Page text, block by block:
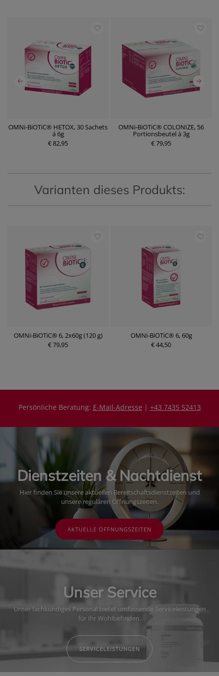
OMNi-BiOTiC® HETOX, 30 Sachets
á 6g
€ 82,95
OMNi-BiOTiC® COLONIZE, 56
Portionsbeutel à 3g
€ 79,95
Varianten dieses Produkts:
OMNi-BiOTiC® 6, 2x60g (120 g)
€ 79,95
OMNi-BiOTiC® 6, 60g
€ 44,50
Persönliche Beratung: E-Mail-Adresse | +43 7435 52413
Dienstzeiten & Nachtdienst
Hier finden Sie unsere aktuellen Bereitschaftsdienstzeiten und
unsere regulären Öffnungszeiten.
AKTUELLE ÖFFNUNGSZEITEN
Unser Service
Unser fachkundiges Personal bietet umfassende Serviceleistungen
für Ihr Wohlbefinden.
SERVICELEISTUNGEN